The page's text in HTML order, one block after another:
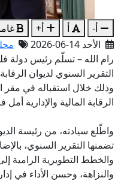
أ- أ أ+
الأحد 14-06-2026
رام الله – تسلّم رئيس دولة
وذلك خلال استقباله في مقر
الرقابة المالية والإدارية أمل
واطّلع سيادته، من رئيسة
تضمنها التقرير السنوي،
والخطط التطويرية الرامية
والنزاهة، وحسن الأداء في